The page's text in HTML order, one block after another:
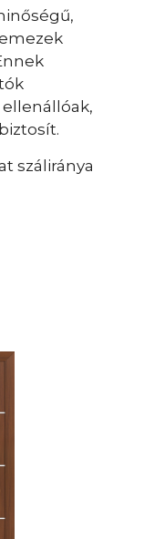
száliránya